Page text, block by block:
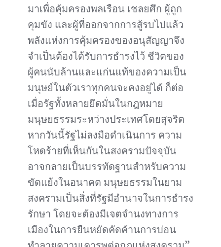
มาเพื่อคุ้มครองพลเรือน เชลยศึก ผู้ถูก
คุมขัง และผู้ที่ออกจากการสู้รบไปแล้ว
พลังแห่งการคุ้มครองของอนุสัญญาจึง
จำเป็นต้องได้รับการธำรงไว้ ชีวิตของ
ผู้คนนับล้านและแก่นแท้ของความเป็น
มนุษย์ในตัวเราทุกคนจะคงอยู่ได้ ก็ต่อ
เมื่อรัฐทั้งหลายยึดมั่นในกฎหมาย
มนุษยธรรมระหว่างประเทศโดยสุจริต
หากวันนี้รัฐไม่ลงมือดำเนินการ ความ
โหดร้ายที่เห็นกันในสงครามปัจจุบัน
อาจกลายเป็นบรรทัดฐานสำหรับความ
ขัดแย้งในอนาคต มนุษยธรรมในยาม
สงครามเป็นสิ่งที่รัฐมีอำนาจในการธำรง
รักษา โดยจะต้องมีเจตจำนงทางการ
เมืองในการยืนหยัดคัดค้านการบ่อน